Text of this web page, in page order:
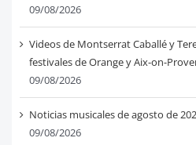
09/08/2026
Videos de Montserrat Caballé y
festivales de Orange y Aix-on-
09/08/2026
Noticias musicales de agosto de
09/08/2026